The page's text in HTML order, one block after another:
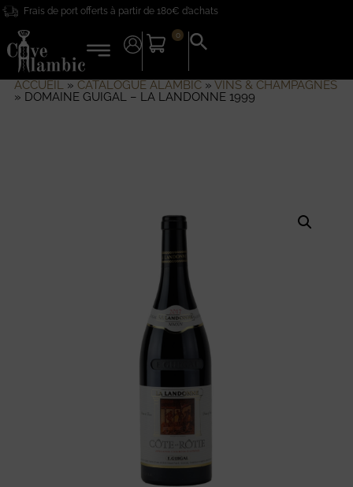
Frais de port offerts à partir de 180€ d’achats
0
Search
for:
ACCUEIL» CATALOGUE ALAMBIC» VINS & CHAMPAGNES
» DOMAINE GUIGAL – LA LANDONNE 1999